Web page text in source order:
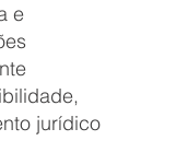
e
jurídico